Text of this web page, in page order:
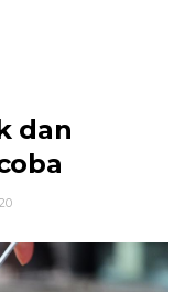
dan